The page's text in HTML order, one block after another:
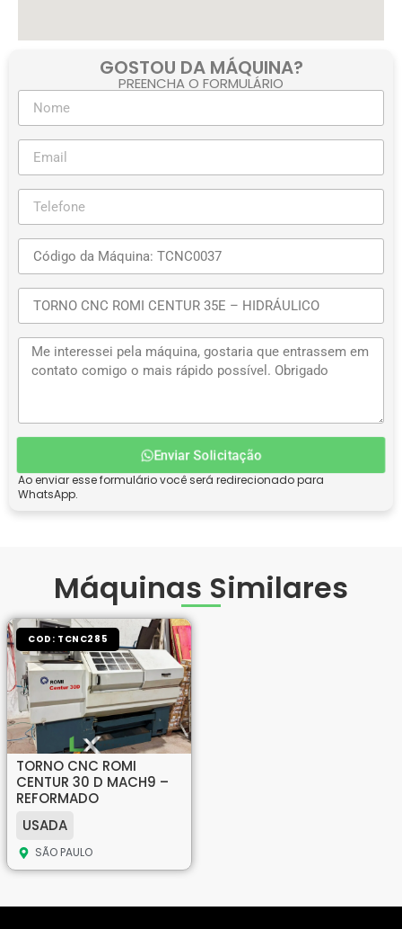
GOSTOU DA MÁQUINA?
PREENCHA O FORMULÁRIO
Enviar Solicitação
Ao enviar esse formulário você será redirecionado para
WhatsApp.
Máquinas Similares
COD: TCNC285
TORNO CNC ROMI
CENTUR 30 D MACH9 –
REFORMADO
USADA
SÃO PAULO